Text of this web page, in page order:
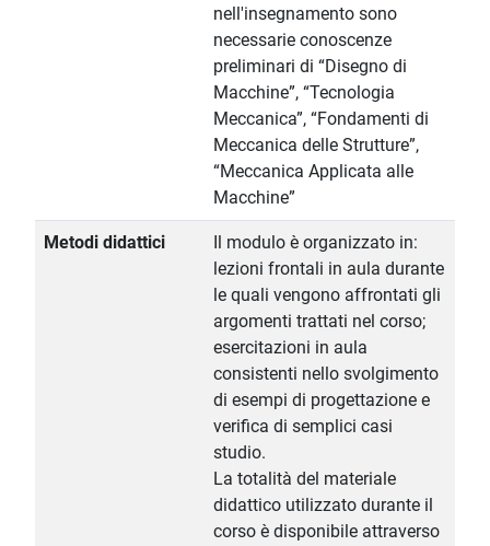
nell'insegnamento sono
necessarie conoscenze
preliminari di “Disegno di
Macchine”, “Tecnologia
Meccanica”, “Fondamenti di
Meccanica delle Strutture”,
“Meccanica Applicata alle
Macchine”
Metodi didattici
Il modulo è organizzato in:
lezioni frontali in aula durante
le quali vengono affrontati gli
argomenti trattati nel corso;
esercitazioni in aula
consistenti nello svolgimento
di esempi di progettazione e
verifica di semplici casi
studio.
La totalità del materiale
didattico utilizzato durante il
corso è disponibile attraverso